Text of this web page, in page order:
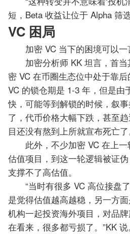
短，Beta 收益让位于 Alpha 筛
VC 困局
加密 VC 当下的困境可以一
加密分析师 KK 坦言，首
密 VC 在币圈生态位中处于靠
VC 的锁仓期是 1-3 年，但是由
快，可能等到解锁的时候，叙
了，代币价格大幅下跌，甚至
目还没有熬到上所就宣布死亡了
此外，不少加密 VC 在上
估值项目，到这一轮逻辑被证
支撑不了高估值。
“当时有很多 VC 高位接盘
是觉得估值越高越稳，另一方
机构一起投资海外项目，对品
在看来，很多都亏损了。”KK 说